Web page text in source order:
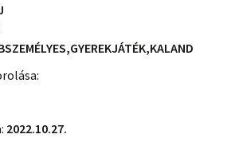
2022.10.27.